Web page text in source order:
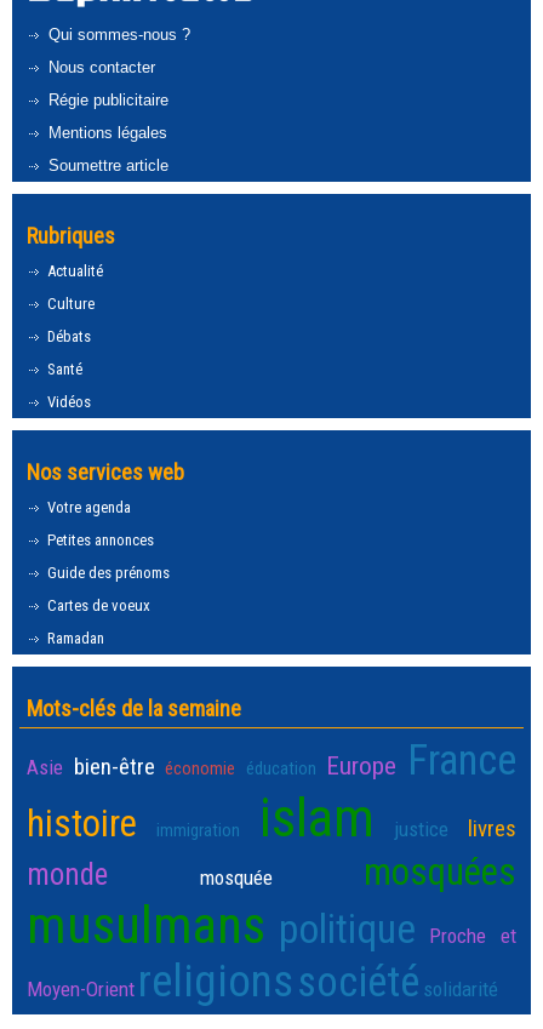
Qui sommes-nous ?
Nous contacter
Régie publicitaire
Mentions légales
Soumettre article
Rubriques
Actualité
Culture
Débats
Santé
Vidéos
Nos services web
Votre agenda
Petites annonces
Guide des prénoms
Cartes de voeux
Ramadan
Mots-clés de la semaine
Asie bien-être économie éducation Europe France
histoire immigration islam justice livres
monde mosquée mosquées
musulmans politique Proche et
Moyen-Orient religionssociété solidarité